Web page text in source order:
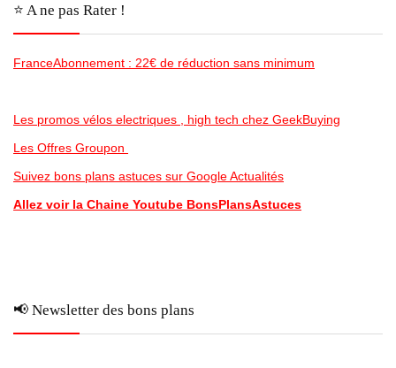
⭐️ A ne pas Rater !
FranceAbonnement : 22€ de réduction sans minimum
Les promos vélos electriques , high tech chez GeekBuying
Les Offres Groupon
Suivez bons plans astuces sur Google Actualités
Allez voir la Chaine Youtube BonsPlansAstuces
📢 Newsletter des bons plans